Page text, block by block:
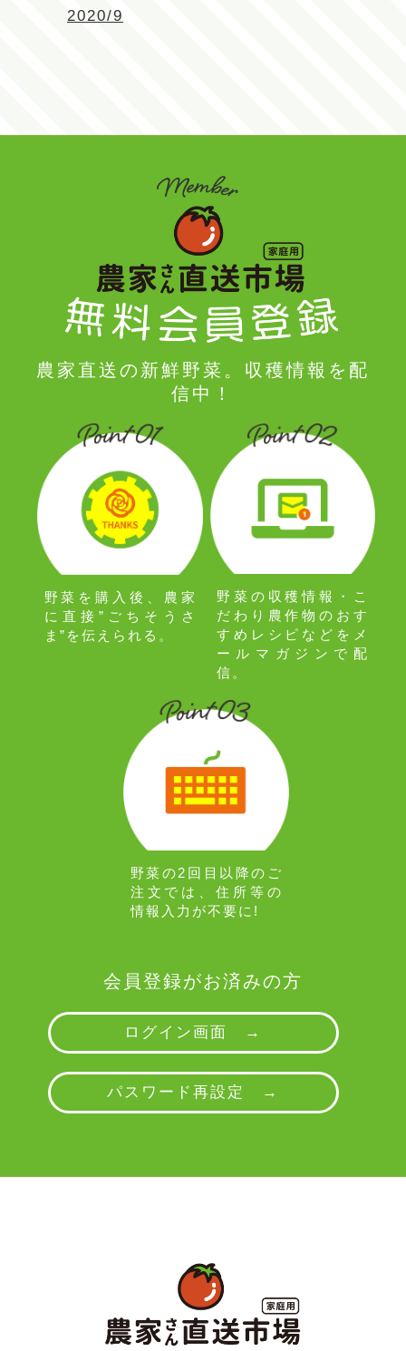
2020/9
農家直送の新鮮野菜。収穫情報を配
信中！
野菜を購入後、農家
に直接”ごちそうさ
ま”を伝えられる。
野菜の収穫情報・こ
だわり農作物のおす
すめレシピなどをメ
ールマガジンで配
信。
野菜の2回目以降のご
注文では、住所等の
情報入力が不要に!
会員登録がお済みの方
ログイン画面 →
パスワード再設定 →